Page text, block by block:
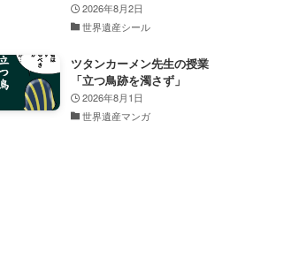
2026年8月2日
世界遺産シール
ツタンカーメン先生の授業
「立つ鳥跡を濁さず」
2026年8月1日
世界遺産マンガ